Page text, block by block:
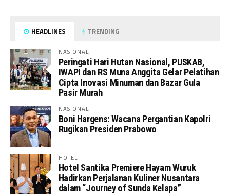
HEADLINES TRENDING
NASIONAL
Peringati Hari Hutan Nasional, PUSKAB,
IWAPI dan RS Muna Anggita Gelar Pelatihan
Cipta Inovasi Minuman dan Bazar Gula
Pasir Murah
NASIONAL
Boni Hargens: Wacana Pergantian Kapolri
Rugikan Presiden Prabowo
HOTEL
Hotel Santika Premiere Hayam Wuruk
Hadirkan Perjalanan Kuliner Nusantara
dalam “Journey of Sunda Kelapa”